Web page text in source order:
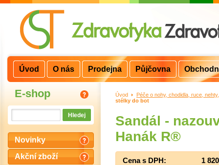
E-shop
Novinky
Akční zboží
Úvod >
Péče o nohy, chodidla, ruce,
stélky do bot
Sandál -
Hanák R®
Cena s DPH: 1
Úvod O nás Prodejna Půjčovna